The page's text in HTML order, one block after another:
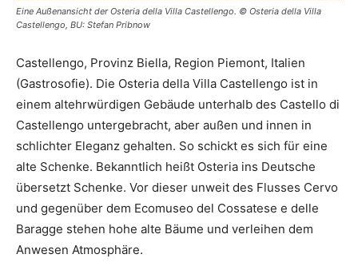
Eine Außenansicht der Osteria della Villa Castellengo. © Osteria della Villa
Castellengo, BU: Stefan Pribnow
Castellengo, Provinz Biella, Region Piemont, Italien
(Gastrosofie). Die Osteria della Villa Castellengo ist in
einem altehrwürdigen Gebäude unterhalb des Castello di
Castellengo untergebracht, aber außen und innen in
schlichter Eleganz gehalten. So schickt es sich für eine
alte Schenke. Bekanntlich heißt Osteria ins Deutsche
übersetzt Schenke. Vor dieser unweit des Flusses Cervo
und gegenüber dem Ecomuseo del Cossatese e delle
Baragge stehen hohe alte Bäume und verleihen dem
Anwesen Atmosphäre.